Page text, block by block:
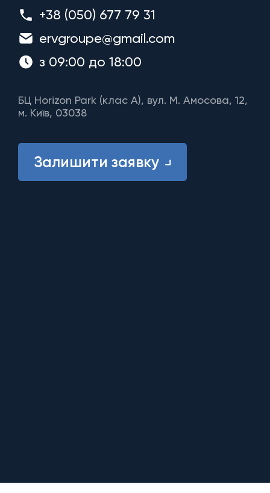
+38 (050) 677 79 31
ervgroupe@gmail.com
з 09:00 до 18:00
БЦ Horizon Park (клас A), вул. М. Амосова, 12,
м. Київ, 03038
Залишити заявку